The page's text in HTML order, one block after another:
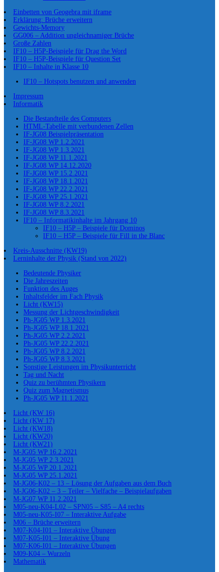
Einbetten von Geogebra mit iframe
Erklärung: Brüche erweitern
Gewichts-Memory
GG006 – Addition ungleichnamiger Brüche
Große Zahlen
IF10 – H5P-Beispiele für Drag the Word
IF10 – H5P-Beispiele für Question Set
IF10 – Inhalte in Klasse 10
IF10 – Hotspots benutzen und anwenden
Impressum
Informatik
Die Bestandteile des Computers
HTML-Tabelle mit verbundenen Zellen
IF-JG08 Beispielpräsentation
IF-JG08 WP 1.2.2021
IF-JG08 WP 1.3.2021
IF-JG08 WP 11.1.2021
IF-JG08 WP 14.12.2020
IF-JG08 WP 15.2.2021
IF-JG08 WP 18.1.2021
IF-JG08 WP 22.2.2021
IF-JG08 WP 25.1.2021
IF-JG08 WP 8.2.2021
IF-JG08 WP 8.3.2021
IF10 – Informatikinhalte im Jahrgang 10
IF10 – H5P – Beispiele für Dominos
IF10 – H5P – Beispiele für Fill in the Blanc
Kreis-Ausschnitte (KW19)
Lerninhalte der Physik (Stand von 2022)
Bedeutende Physiker
Die Jahreszeiten
Funktion des Auges
Inhaltsfelder im Fach Physik
Licht (KW15)
Messung der Lichtgeschwindigkeit
Ph-JG05 WP 1.3.2021
Ph-JG05 WP 18.1.2021
Ph-JG05 WP 2.2.2021
Ph-JG05 WP 22.2.2021
Ph-JG05 WP 8.2.2021
Ph-JG05 WP 8.3.2021
Sonstige Leistungen im Physikunterricht
Tag und Nacht
Quiz zu berühmten Physikern
Quiz zum Magnetismus
Ph-JG05 WP 11.1.2021
Licht (KW 16)
Licht (KW 17)
Licht (KW18)
Licht (KW20)
Licht (KW21)
M-JG05 WP 16.2.2021
M-JG05 WP 2.3.2021
M-JG05 WP 20.1.2021
M-JG05 WP 25.1.2021
M-JG06-K02 – 13 – Lösung der Aufgaben aus dem Buch
M-JG06-K02 – 3 – Teiler – Vielfache – Beispielaufgaben
M-JG07 WP 11.2.2021
M05-neu-K04-L02 – SPN05 – S85 – A4 rechts
M05-neu-K05-I07 – Interaktive Aufgabe
M06 – Brüche erweitern
M07-K04-I01 – Interaktive Übungen
M07-K05-I01 – Interaktive Übung
M07-K06-I01 – Interaktive Übungen
M09-K04 – Wurzeln
Mathematik